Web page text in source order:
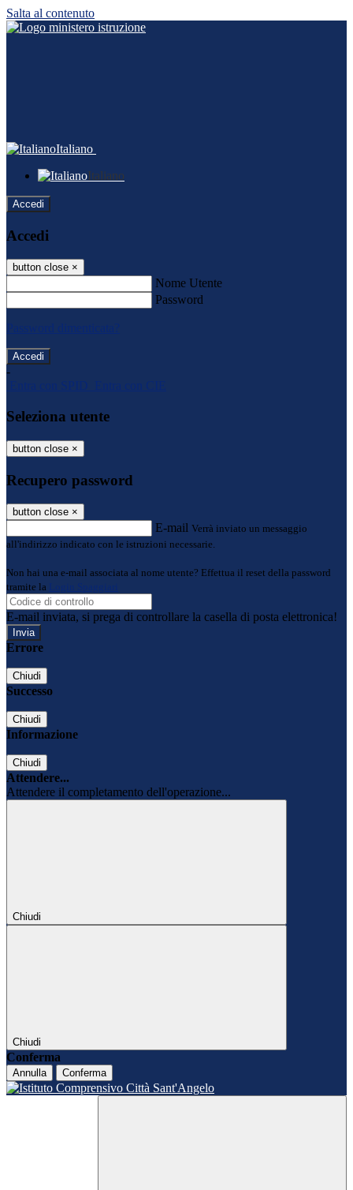
Salta al contenuto
Italiano
Italiano
Accedi
Accedi
button close ×
Nome Utente
Password
Password dimenticata?
-
Entra con SPID
Entra con CIE
Seleziona utente
button close ×
Recupero password
button close ×
E-mail Verrà inviato un messaggio
all'indirizzo indicato con le istruzioni necessarie.
Non hai una e-mail associata al nome utente? Effettua il reset della password
tramite la
Login Spaggiari
E-mail inviata, si prega di controllare la casella di posta elettronica!
Errore
Chiudi
Successo
Chiudi
Informazione
Chiudi
Attendere...
Attendere il completamento dell'operazione...
Chiudi
Chiudi
Conferma
Annulla Conferma